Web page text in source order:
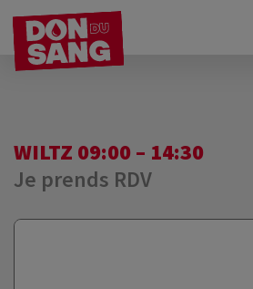
WILTZ 09:00 – 14:30
Je prends RDV